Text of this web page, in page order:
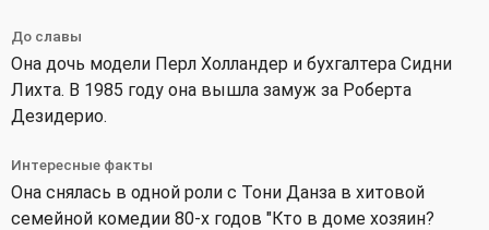
До славы
Она дочь модели Перл Холландер и бухгалтера Сидни
Лихта. В 1985 году она вышла замуж за Роберта
Дезидерио.
Интересные факты
Она снялась в одной роли с Тони Данза в хитовой
семейной комедии 80-х годов "Кто в доме хозяин?